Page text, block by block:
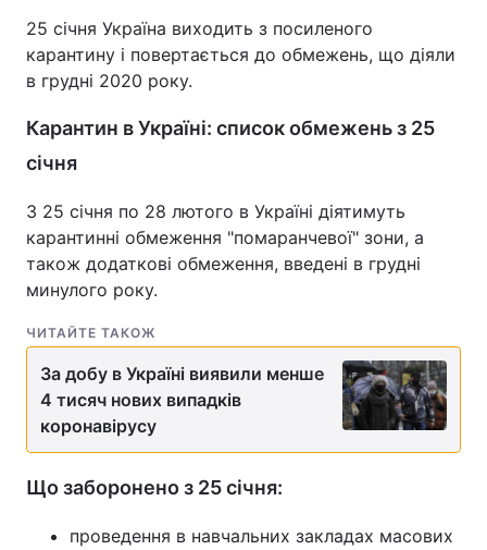
25 січня Україна виходить з посиленого
карантину і повертається до обмежень, що діяли
в грудні 2020 року.
Карантин в Україні: список обмежень з 25
січня
З 25 січня по 28 лютого в Україні діятимуть
карантинні обмеження "помаранчевої" зони, а
також додаткові обмеження, введені в грудні
минулого року.
ЧИТАЙТЕ ТАКОЖ
За добу в Україні виявили менше
4 тисяч нових випадків
коронавірусу
Що заборонено з 25 січня:
проведення в навчальних закладах масових